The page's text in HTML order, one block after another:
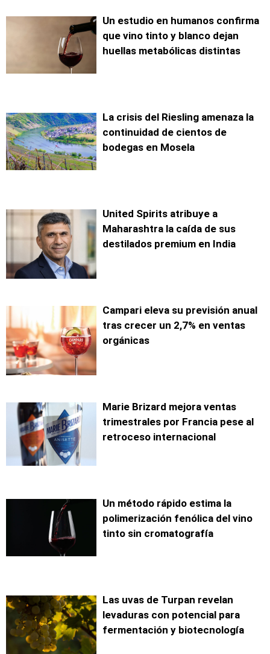
Un estudio en humanos confirma
que vino tinto y blanco dejan
huellas metabólicas distintas
La crisis del Riesling amenaza la
continuidad de cientos de
bodegas en Mosela
United Spirits atribuye a
Maharashtra la caída de sus
destilados premium en India
Campari eleva su previsión anual
tras crecer un 2,7% en ventas
orgánicas
Marie Brizard mejora ventas
trimestrales por Francia pese al
retroceso internacional
Un método rápido estima la
polimerización fenólica del vino
tinto sin cromatografía
Las uvas de Turpan revelan
levaduras con potencial para
fermentación y biotecnología